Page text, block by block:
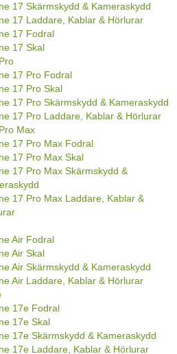
17 Skärmskydd & Kameraskydd
17 Laddare, Kablar & Hörlurar
17 Fodral
17 Skal
17 Pro Fodral
17 Pro Skal
17 Pro Skärmskydd & Kameraskydd
17 Pro Laddare, Kablar & Hörlurar
Max
17 Pro Max Fodral
17 Pro Max Skal
17 Pro Max Skärmskydd &
17 Pro Max Laddare, Kablar &
Air Fodral
Air Skal
Air Skärmskydd & Kameraskydd
Air Laddare, Kablar & Hörlurar
17e Fodral
17e Skal
17e Skärmskydd & Kameraskydd
17e Laddare, Kablar & Hörlurar